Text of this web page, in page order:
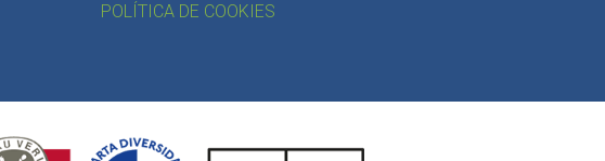
POLÍTICA DE COOKIES